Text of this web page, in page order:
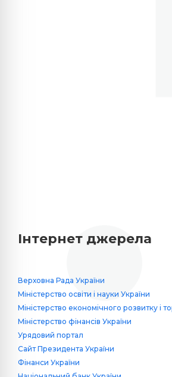
Інтернет джерела
Верховна Рада України
Міністерство освіти і науки України
Міністерство економічного розвитку і
Міністерство фінансів України
Урядовий портал
Сайт Президента України
Фінанси України